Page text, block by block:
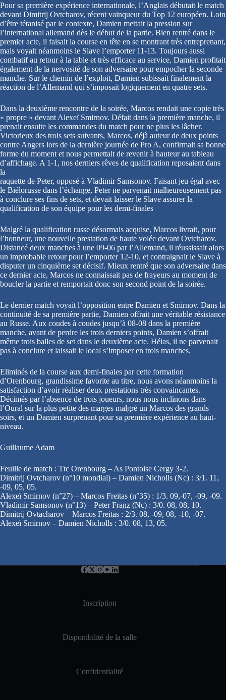
Pour sa première expérience internationale, l’Anglais débutait le match
devant Dimitrij Ovtcharov, récent vainqueur du Top 12 européen. Loin
d’être tétanisé par le contexte, Damien mettait la pression sur
l’international allemand dès le début de la partie. Bien rentré dans le
premier acte, il faisait la course en tête en se montrant très entreprenant,
mais voyait néanmoins le Slave l’emporter 11-13. Toujours aussi
combatif au retour à la table et très efficace au service, Damien profitait
également de la nervosité de son adversaire pour empocher la seconde
manche. Sur le chemin de l’exploit, Damien subissait finalement la
réaction de l’Allemand qui s’imposait logiquement en quatre sets.
Dans la deuxième rencontre de la soirée, Marcos rendait une copie très
« propre » devant Alexeï Smirnov. Défait dans la première manche, il
prenait ensuite les commandes du match pour ne plus les lâcher.
Victorieux des trois sets suivants, Marcos, déjà auteur de deux points
contre Angers lors de la dernière journée de Pro A, confirmait sa bonne
forme du moment et nous permettait de revenir à hauteur au tableau
d’affichage. A 1-1, nos derniers rêves de qualification reposaient dans
la
raquette de Peter, opposé à Vladimir Samsonov. Faisant jeu égal avec
le Biélorusse dans l’échange, Peter ne parvenait malheureusement pas
à conclure ses fins de sets, et devait laisser le Slave assurer la
qualification de son équipe pour les demi-finales
Malgré la qualification russe désormais acquise, Marcos livrait, pour
l’honneur, une nouvelle prestation de haute volée devant Ovtcharov.
Distancé deux manches à une 09-06 par l’Allemand, il réussissait alors
un improbable retour pour l’emporter 12-10, et contraignait le Slave à
disputer un cinquième set décisif. Mieux rentré que son adversaire dans
ce dernier acte, Marcos ne connaissait pas de frayeurs au moment de
boucler la partie et remportait donc son second point de la soirée.
Le dernier match voyait l’opposition entre Damien et Smirnov. Dans la
continuité de sa première partie, Damien offrait une véritable résistance
au Russe. Aux coudes à coudes jusqu’à 08-08 dans la première
manche, avant de perdre les trois derniers points, Damien s’offrait
même trois balles de set dans le deuxième acte. Hélas, il ne parvenait
pas à conclure et laissait le local s’imposer en trois manches.
Eliminés de la course aux demi-finales par cette formation
d’Orenbourg, grandissime favorite au titre, nous avons néanmoins la
satisfaction d’avoir réaliser deux prestations très convaincantes.
Décimés par l’absence de trois joueurs, nous nous inclinons dans
l’Oural sur la plus petite des marges malgré un Marcos des grands
soirs, et un Damien surprenant pour sa première expérience au haut-
niveau.
Guillaume Adam
Feuille de match : Ttc Orenbourg – As Pontoise Cergy 3-2.
Dimitrij Ovtcharov (n°10 mondial) – Damien Nicholls (Nc) : 3/1. 11,
-09, 05, 05.
Alexeï Smirnov (n°27) – Marcos Freitas (n°35) : 1/3. 09,-07, -09, -09.
Vladimir Samsonov (n°13) – Peter Franz (Nc) : 3/0. 08, 08, 10.
Dimitrij Ovtacharov – Marcos Freitas : 2/3. 08, -09, 08, -10, -07.
Alexeï Smirnov – Damien Nicholls : 3/0. 08, 13, 05.
Inscription
Disponibilité de la salle
Confidentialité